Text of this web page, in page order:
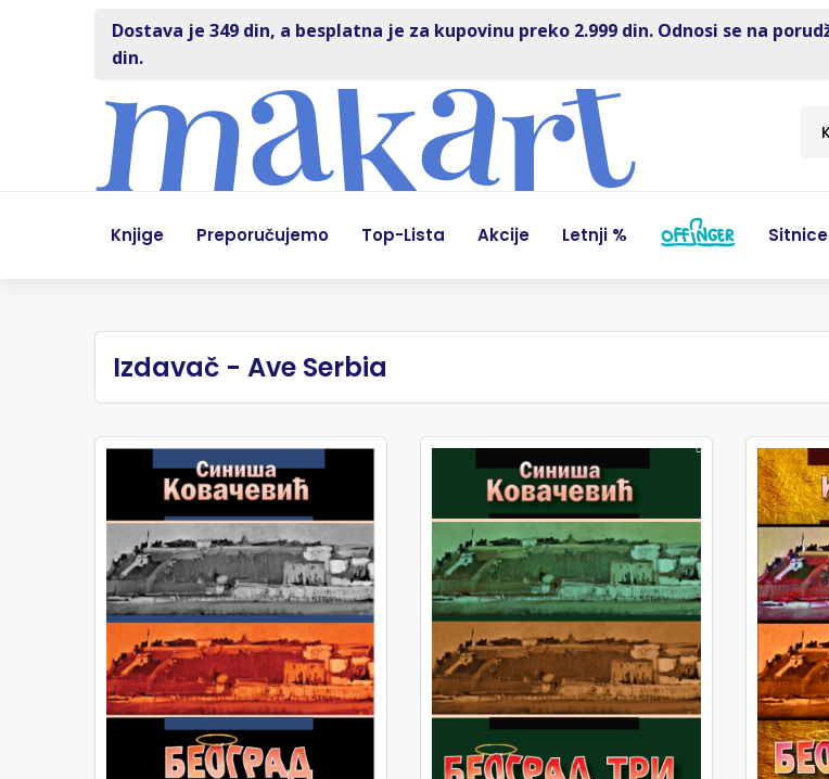
Dostava je 349 din, a besplatna je za kupovinu preko 2.999 din. Odnosi se na
din.
Knjige Preporučujemo Top-Lista Akcije Letnji % Sitnice
Izdavač - Ave Serbia